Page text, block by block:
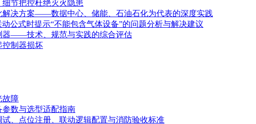
节把控杜绝灭火隐患
解决方案——数据中心、储能、石油石化为代表的深度实践
公式时提示“不能包含气体设备”的问题分析与解决建议
器——技术、规范与实践的综合评估
制器损坏
故障
数与选型适配指南
、点位注册、联动逻辑配置与消防验收标准